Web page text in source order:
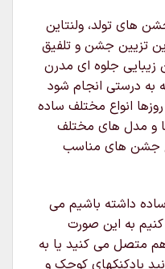
های تولد، ولنتاین
تزیین جشن و تلفیق
زیبایی جلوه ای مدرن
درستی انجام شود
انواع مختلف ساده
و مدل های مختلف
جشن های مناسب
ساده داشته باشیم می
به این صورت
متصل می کنید یا به